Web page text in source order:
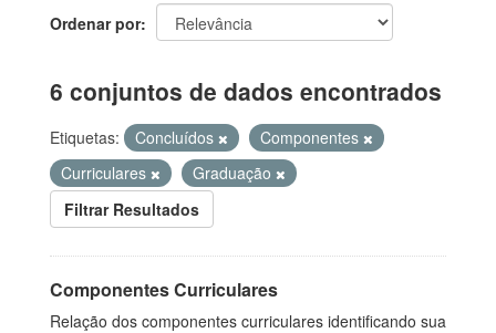
Ordenar por
6 conjuntos de dados encontrados
Etiquetas: Concluídos
Componentes
Curriculares
Graduação
Filtrar Resultados
Componentes Curriculares
Relação dos componentes curriculares identificando sua